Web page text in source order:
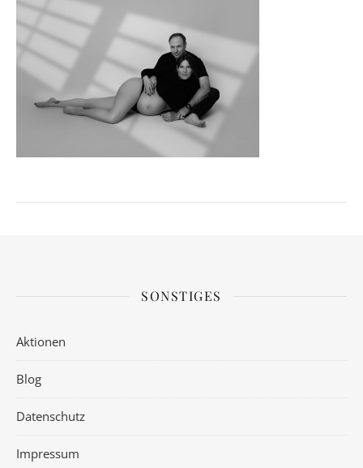
SONSTIGES
Aktionen
Blog
Datenschutz
Impressum